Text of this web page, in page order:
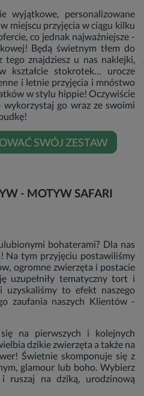
wyjątkowe, personalizowane
miejscu przyjęcia w ciągu kilku
co jednak najważniejsze -
Będą świetnym tłem do
znajdziesz u nas naklejki,
kształcie stokrotek… urocze
i letnie przyjęcia i mnóstwo
w stylu hippie! Oczywiście
wykorzystaj go wraz ze swoimi
SWÓJ ZESTAW
- MOTYW SAFARI
bohaterami? Dla nas
Na tym przyjęciu postawiliśmy
ogromne zwierzęta i postacie
uzupełniły tematyczny tort i
uzyskaliśmy to efekt naszego
zaufania naszych Klientów -
na pierwszych i kolejnych
dzikie zwierzęta a także na
Świetnie skomponuje się z
glamour lub boho. Wybierz
ruszaj na dziką, urodzinową